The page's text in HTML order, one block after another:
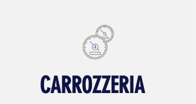
CARROZZERIA